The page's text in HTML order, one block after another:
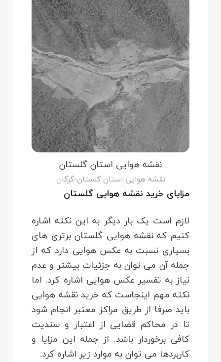
نقشه هوایی استان گلستان
نقشه هوایی استان گلستان-گرگان
مزایای خرید نقشه هوایی گلستان
لازم است یک بار دیگر به این نکته اشاره
کنیم که نقشه هوایی گلستان برتری های
بسیاری نسبت به عکس هوایی دارد که از
جمله آن می توان به جزئیات بیشتر و عدم
نیاز به تفسیر عکس هوایی اشاره کرد. اما
نکته مهم اینجاست که خرید نقشه هوایی
باید صرفا از طریق مراکز معتبر انجام شود
تا در محاکم قضایی از اعتبار و سندیت
کافی برخوردار باشد. از جمله این مزایا و
کاربردها می توان به موارد زیر اشاره کرد: